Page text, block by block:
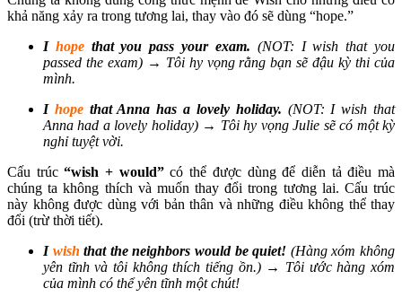
khả năng xảy ra trong tương lai, thay vào đó sẽ dùng “hope.”
I hopethat you pass your exam. (NOT: I wish that you
passed the exam) → Tôi hy vọng rằng bạn sẽ đậu kỳ thi của
mình.
I hopethat Anna has a lovely holiday. (NOT: I wish that
Anna had a lovely holiday) → Tôi hy vọng Julie sẽ có một kỳ
nghỉ tuyệt vời.
Cấu trúc“wish + would”có thể được dùng để diễn tả điều mà
chúng ta không thích và muốn thay đổi trong tương lai. Cấu trúc
này không được dùng với bản thân và những điều không thể thay
đổi (trừ thời tiết).
I wish that the neighbors would be quiet! (Hàng xóm không
yên tĩnh và tôi không thích tiếng ồn.) → Tôi ước hàng xóm
của mình có thể yên tĩnh một chút!